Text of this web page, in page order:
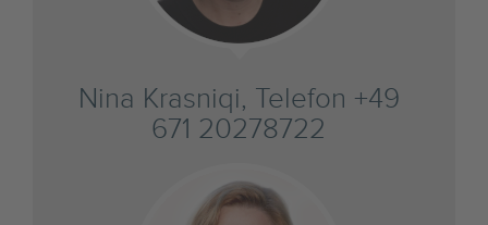
Nina Krasniqi, Telefon +49
671 20278722